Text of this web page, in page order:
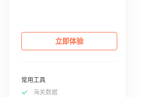
立即体验
常用工具
海关数据